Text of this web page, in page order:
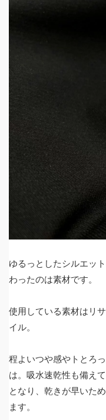
ゆるっとしたシルエッ
わったのは素材です。
使用している素材はリ
イル。
程よいつや感やトとろ
は。吸水速乾性も備え
となり、乾きが早いた
ます。